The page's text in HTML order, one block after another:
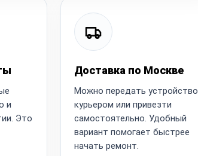
и
Это
Доставка по Москве
Можно передать устройство
курьером или привезти
самостоятельно. Удобный
вариант помогает быстрее
начать ремонт.